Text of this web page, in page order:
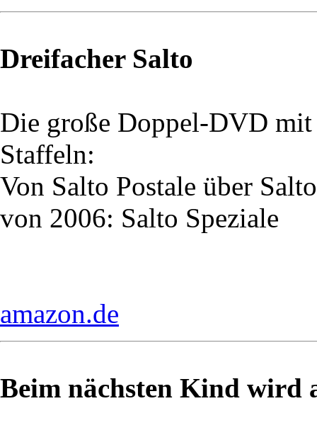
Dreifacher Salto
Die große Doppel-DVD mit
Staffeln:
Von Salto Postale über
von 2006: Salto Speziale
amazon.de
Beim nächsten Kind wird